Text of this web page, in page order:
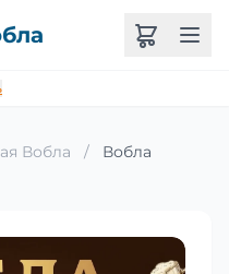
Вобла /
Вобла